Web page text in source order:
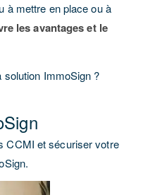
à mettre en place ou à
les avantages et le
ImmoSign ?
CCMI et sécuriser votre